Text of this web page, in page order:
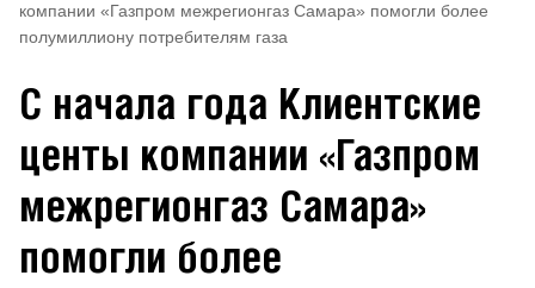
компании «Газпром межрегионгаз Самара» помогли более
полумиллиону потребителям газа
С начала года Клиентские
центы компании «Газпром
межрегионгаз Самара»
помогли более